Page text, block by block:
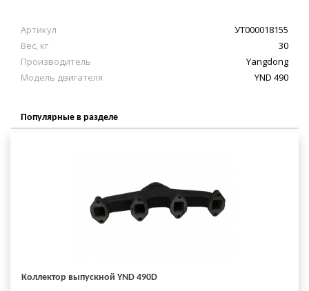
Артикул
УТ000018155
Вес, кг
30
Производитель
Yangdong
Модель двигателя
YND 490
Популярные в разделе
Коллектор выпускной YND 490D